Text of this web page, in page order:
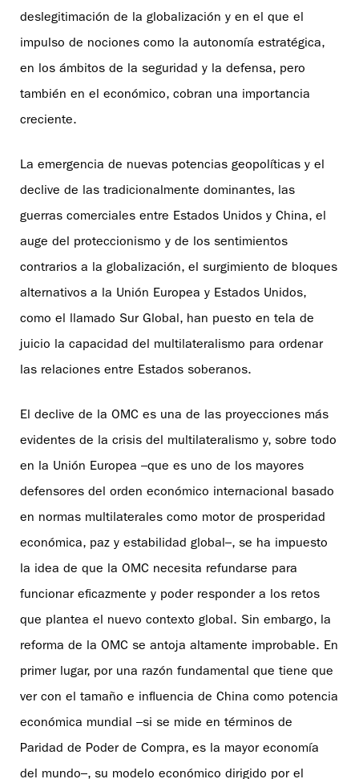
deslegitimación de la globalización y en el que el
impulso de nociones como la autonomía estratégica,
en los ámbitos de la seguridad y la defensa, pero
también en el económico, cobran una importancia
creciente.
La emergencia de nuevas potencias geopolíticas y el
declive de las tradicionalmente dominantes, las
guerras comerciales entre Estados Unidos y China, el
auge del proteccionismo y de los sentimientos
contrarios a la globalización, el surgimiento de bloques
alternativos a la Unión Europea y Estados Unidos,
como el llamado Sur Global, han puesto en tela de
juicio la capacidad del multilateralismo para ordenar
las relaciones entre Estados soberanos.
El declive de la OMC es una de las proyecciones más
evidentes de la crisis del multilateralismo y, sobre todo
en la Unión Europea –que es uno de los mayores
defensores del orden económico internacional basado
en normas multilaterales como motor de prosperidad
económica, paz y estabilidad global–, se ha impuesto
la idea de que la OMC necesita refundarse para
funcionar eficazmente y poder responder a los retos
que plantea el nuevo contexto global. Sin embargo, la
reforma de la OMC se antoja altamente improbable. En
primer lugar, por una razón fundamental que tiene que
ver con el tamaño e influencia de China como potencia
económica mundial –si se mide en términos de
Paridad de Poder de Compra, es la mayor economía
del mundo–, su modelo económico dirigido por el